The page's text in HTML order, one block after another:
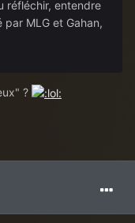
réfléchir, entendre
MLG et Gahan,
?